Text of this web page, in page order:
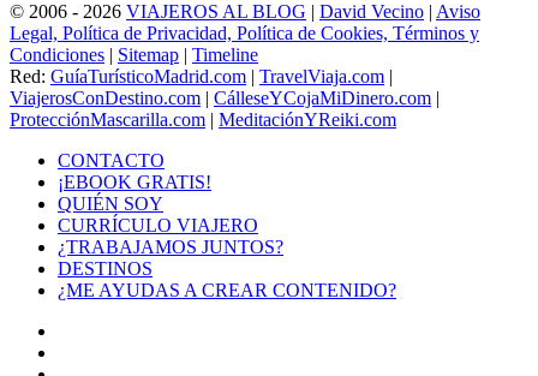
© 2006 - 2026 VIAJEROS AL BLOG | David Vecino | Aviso
Legal, Política de Privacidad, Política de Cookies, Términos y
Condiciones | Sitemap | Timeline
Red: GuíaTurísticoMadrid.com | TravelViaja.com |
ViajerosConDestino.com | CálleseYCojaMiDinero.com |
ProtecciónMascarilla.com | MeditaciónYReiki.com
CONTACTO
¡EBOOK GRATIS!
QUIÉN SOY
CURRÍCULO VIAJERO
¿TRABAJAMOS JUNTOS?
DESTINOS
¿ME AYUDAS A CREAR CONTENIDO?